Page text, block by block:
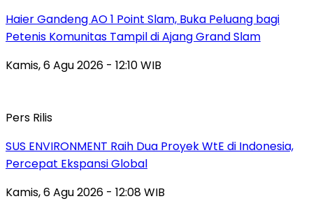
Haier Gandeng AO 1 Point Slam, Buka Peluang bagi
Petenis Komunitas Tampil di Ajang Grand Slam
Kamis, 6 Agu 2026 - 12:10 WIB
Pers Rilis
SUS ENVIRONMENT Raih Dua Proyek WtE di Indonesia,
Percepat Ekspansi Global
Kamis, 6 Agu 2026 - 12:08 WIB